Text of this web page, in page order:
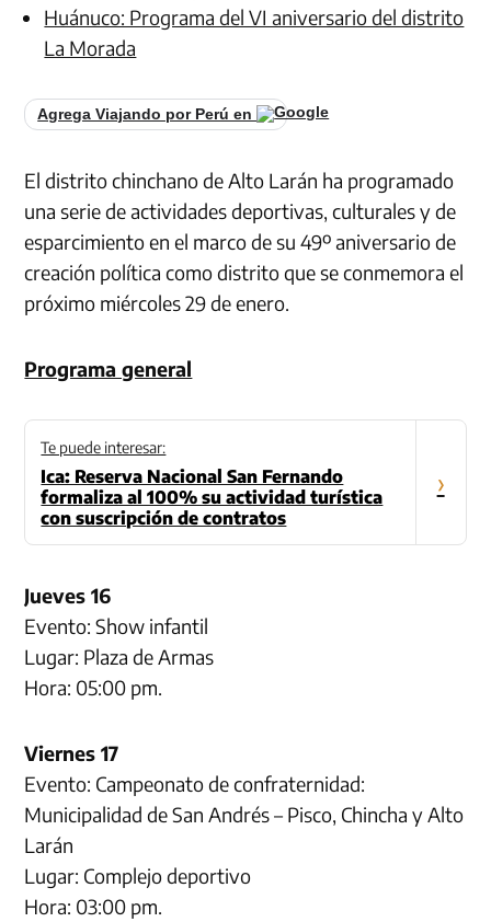
Huánuco: Programa del VI aniversario del distrito
La Morada
Agrega Viajando por Perú en
El distrito chinchano de Alto Larán ha programado
una serie de actividades deportivas, culturales y de
esparcimiento en el marco de su 49º aniversario de
creación política como distrito que se conmemora el
próximo miércoles 29 de enero.
Programa general
Te puede interesar:
Ica: Reserva Nacional San Fernando
formaliza al 100% su actividad turística
con suscripción de contratos
›
Jueves 16
Evento: Show infantil
Lugar: Plaza de Armas
Hora: 05:00 pm.
Viernes 17
Evento: Campeonato de confraternidad:
Municipalidad de San Andrés – Pisco, Chincha y Alto
Larán
Lugar: Complejo deportivo
Hora: 03:00 pm.